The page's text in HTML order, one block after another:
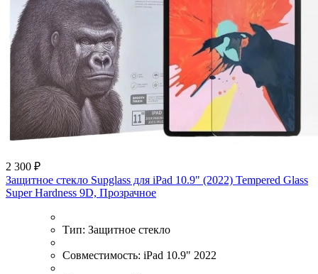
2 300 ₽
Защитное стекло Supglass для iPad 10.9" (2022) Tempered Glass
Super Hardness 9D, Прозрачное
Тип: Защитное стекло
Совместимость: iPad 10.9" 2022